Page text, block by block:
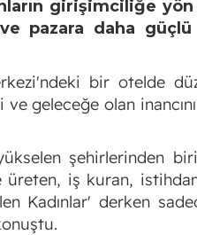
girişimciliğe
pazara daha güçlü
bir otelde
geleceğe olan
şehirlerinden
üreten, iş kuran,
Kadınlar' derken